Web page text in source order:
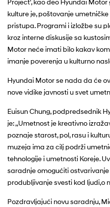
Project', kao deo Hyundai
kulture je, poštovanje
pristupa. Programi i izložbe su
kroz interne diskusije sa
Motor neće imati bilo kakav
imanje poverenja u kulturno
Hyundai Motor se nada da će
nove vidike javnosti u svet
Euisun Chung, podpredsednik
je: ,,Umetnost je kreativno
poznaje starost, pol, rasu i
muzeja ima za cilj podrži
tehnologije i umetnosti Koreje.
saradnje omogućiti
produbljivanje svesti kod ljudi,o
Pozdravljajući novu saradnju,